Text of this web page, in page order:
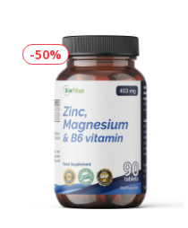
-50%